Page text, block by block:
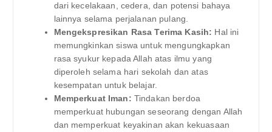
dari kecelakaan, cedera, dan potensi bahaya
lainnya selama perjalanan pulang.
Mengekspresikan Rasa Terima Kasih: Hal ini
memungkinkan siswa untuk mengungkapkan
rasa syukur kepada Allah atas ilmu yang
diperoleh selama hari sekolah dan atas
kesempatan untuk belajar.
Memperkuat Iman: Tindakan berdoa
memperkuat hubungan seseorang dengan Allah
dan memperkuat keyakinan akan kekuasaan